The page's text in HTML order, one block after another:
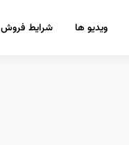
ویدیو ها شرایط فروش